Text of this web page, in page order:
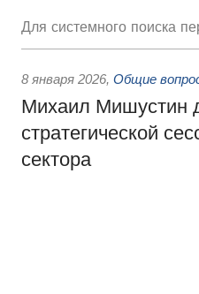
Для системного поиска
8 января 2026, Общие
Михаил Мишустин
стратегической
сектора